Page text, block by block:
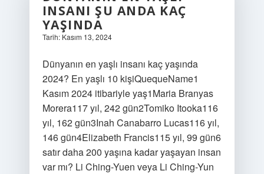
INSANI ŞU ANDA KAÇ
YAŞINDA
Tarih: Kasım 13, 2024
Dünyanın en yaşlı insanı kaç yaşında
2024? En yaşlı 10 kişiQuequeName1
Kasım 2024 itibariyle yaş1Maria Branyas
Morera117 yıl, 242 gün2Tomiko Itooka116
yıl, 162 gün3Inah Canabarro Lucas116 yıl,
146 gün4Elizabeth Francis115 yıl, 99 gün6
satır daha 200 yaşına kadar yaşayan insan
var mı? Li Ching-Yuen veya Li Ching-Yun